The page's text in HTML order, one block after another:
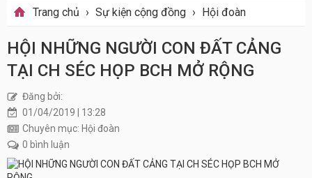
Trang chủ › Sự kiện cộng đồng › Hội đoàn
HỘI NHỮNG NGƯỜI CON ĐẤT CẢNG
TẠI CH SÉC HỌP BCH MỞ RỘNG
Đăng bởi:
01/04/2019 | 13:28
Chuyên mục: Hội đoàn
0 bình luận